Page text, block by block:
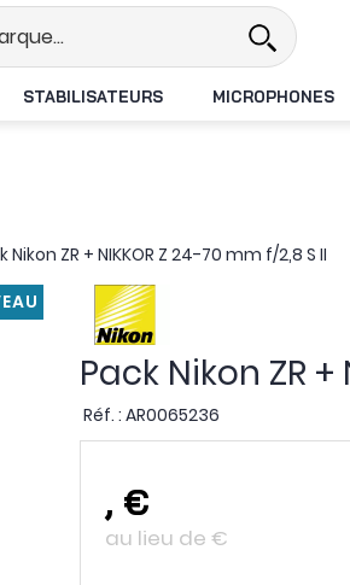
STABILISATEURS MICROPHONES
Nikon ZR + NIKKOR Z 24-70 mm f/2,8 S II
Pack Nikon ZR +
Réf. : AR0065236
, €
au lieu de €